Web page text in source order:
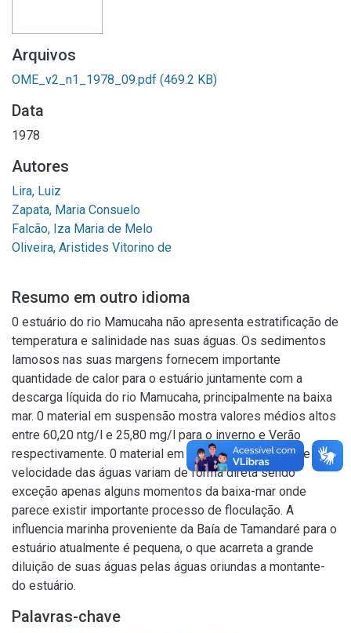
Arquivos
OME_v2_n1_1978_09.pdf (469.2 KB)
Data
1978
Autores
Lira, Luiz
Zapata, Maria Consuelo
Falcão, Iza Maria de Melo
Oliveira, Aristides Vitorino de
Resumo em outro idioma
0 estuário do rio Mamucaha não apresenta estratificação de
temperatura e salinidade nas suas águas. Os sedimentos
lamosos nas suas margens fornecem importante
quantidade de calor para o estuário juntamente com a
descarga líquida do rio Mamucaha, principalmente na baixa
mar. 0 material em suspensão mostra valores médios altos
entre 60,20 ntg/l e 25,80 mg/l para o inverno e Verão
respectivamente. 0 material em suspensão, salinidade e
velocidade das águas variam de forma direta sendo
exceção apenas alguns momentos da baixa-mar onde
parece existir importante processo de floculação. A
influencia marinha proveniente da Baía de Tamandaré para o
estuário atualmente é pequena, o que acarreta a grande
diluição de suas águas pelas águas oriundas a montante-
do estuário.
Palavras-chave